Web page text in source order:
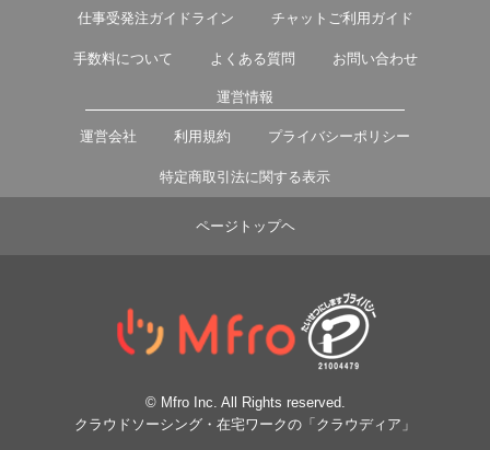
仕事受発注ガイドライン チャットご利用ガイド
手数料について よくある質問 お問い合わせ
運営情報
運営会社 利用規約 プライバシーポリシー
特定商取引法に関する表示
ページトップヘ
© Mfro Inc. All Rights reserved.
クラウドソーシング・在宅ワークの「クラウディア」